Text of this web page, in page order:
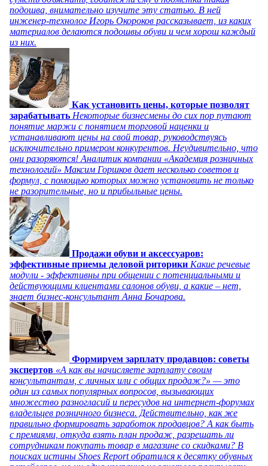
подошва, внимательно изучите эту статью. В ней
инженер-технолог Игорь Окороков рассказывает, из каких
материалов делаются подошвы обуви и чем хорош каждый
из них.
Как установить цены, которые позволят
зарабатывать Некоторые бизнесмены до сих пор путают
понятие маржи с понятием торговой наценки и
устанавливают цены на свой товар, руководствуясь
исключительно примером конкурентов. Неудивительно, что
они разоряются! Аналитик компании «Академия розничных
технологий» Максим Горшков дает несколько советов и
формул, с помощью которых можно установить не только
не разорительные, но и прибыльные цены.
Продажи обуви и аксессуаров:
эффективные приемы деловой риторики Какие речевые
модули - эффективны при общении с потенциальными и
действующими клиентами салонов обуви, а какие – нет,
знает бизнес-консультант Анна Бочарова.
Формируем зарплату продавцов: советы
экспертов «А как вы начисляете зарплату своим
консультантам, с личных или с общих продаж?» — это
один из самых популярных вопросов, вызывающих
множество разногласий и пересудов на интернет-форумах
владельцев розничного бизнеса. Действительно, как же
правильно формировать заработок продавцов? А как быть
с премиями, откуда взять план продаж, разрешать ли
сотрудникам покупать товар в магазине со скидками? В
поисках истины Shoes Report обратился к десятку обувных